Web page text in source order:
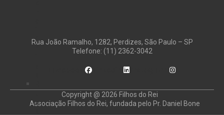
á
a
Rua João Ramalho, 1282, Perdizes, São Paulo – SP
Telefone: (11) 2362-3042
Copyright @ 2026 Filhos do Rei
Associação Filhos do Rei, fundada pelo Pr. Daniel Bone